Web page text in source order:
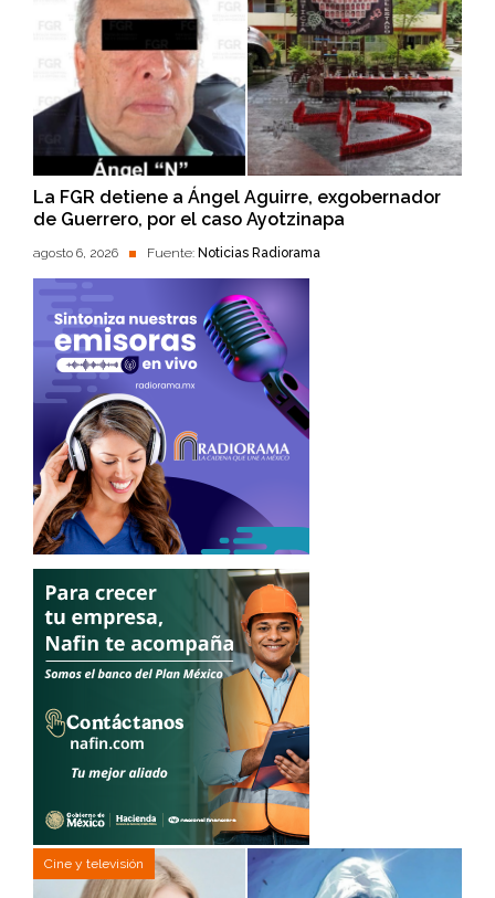
La FGR detiene a Ángel Aguirre, exgobernador
de Guerrero, por el caso Ayotzinapa
agosto 6, 2026 Fuente: Noticias Radiorama
Cine y televisión